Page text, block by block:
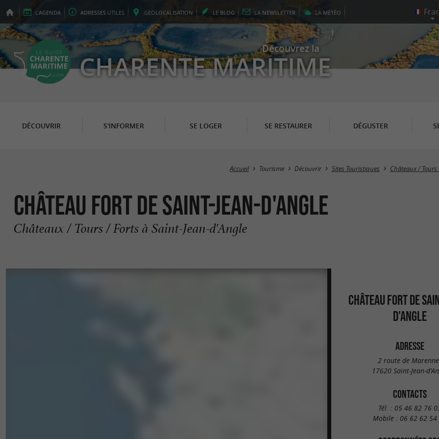
L'AGENDA ADRESSES UTILES GEOLOCALISATION LE BLOG LA NEWSLETTER LA MÉTÉO
Découvrez la
CHARENTE MARITIME
DÉCOUVRIR S'INFORMER SE LOGER SE RESTAURER DÉGUSTER
Accueil Tourisme Découvrir Sites Touristiques Châteaux / Tours
Château fort de Saint-Jean-d'Angle
Châteaux / Tours / Forts à Saint-Jean-d'Angle
CHÂTEAU FORT DE
D'ANGLE
ADRESSE
2 route de
17620 Saint-Jean-
CONTACTS
Tél. : 05 46 82 76
Mobile : 06 62 62 54